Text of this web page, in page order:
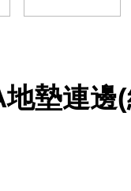
墊連邊